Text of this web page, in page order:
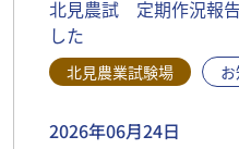
北見農試 定期作況報
した
北見農業試験場
2026年06月24日